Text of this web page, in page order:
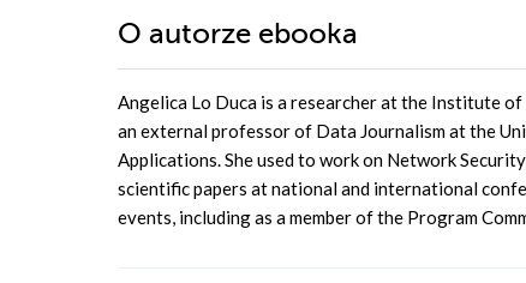
O autorze ebooka
Angelica Lo Duca is a researcher at the Institute
an external professor of Data Journalism at the
Applications. She used to work on Network
scientific papers at national and international
events, including as a member of the Program